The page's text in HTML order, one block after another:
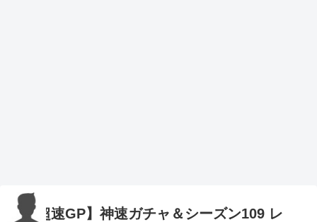
【超速GP】神速ガチャ＆シーズン109 レ